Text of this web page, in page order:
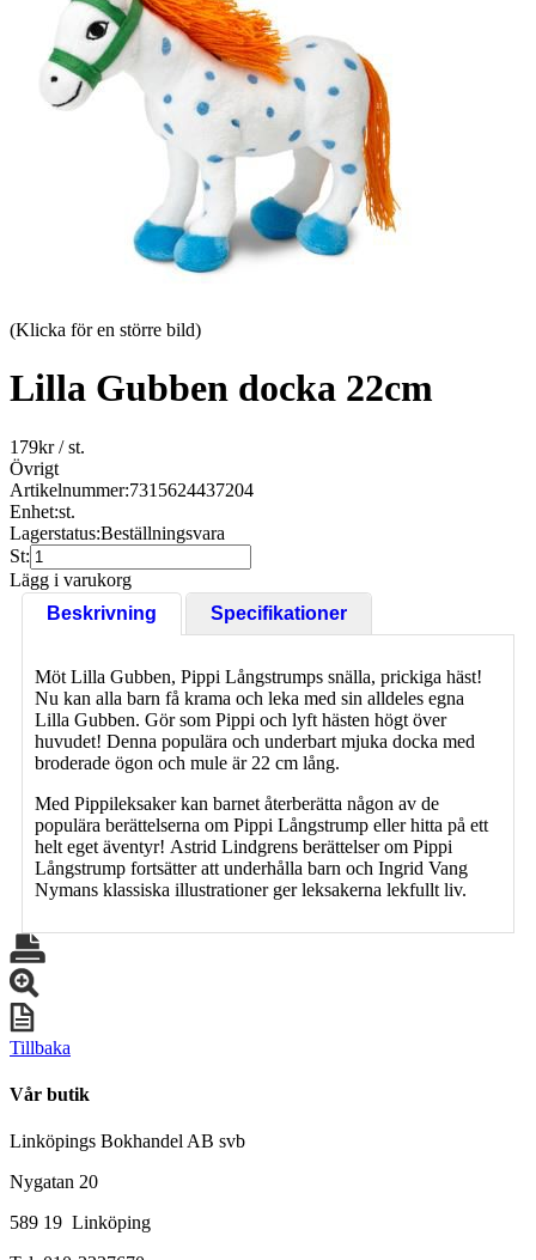
(Klicka för en större bild)
Lilla Gubben docka 22cm
179kr/ st.
Övrigt
Artikelnummer:7315624437204
Enhet:st.
Lagerstatus:Beställningsvara
St:
Lägg i varukorg
Beskrivning
Specifikationer
Möt Lilla Gubben, Pippi Långstrumps snälla, prickiga häst!
Nu kan alla barn få krama och leka med sin alldeles egna
Lilla Gubben. Gör som Pippi och lyft hästen högt över
huvudet! Denna populära och underbart mjuka docka med
broderade ögon och mule är 22 cm lång.
Med Pippileksaker kan barnet återberätta någon av de
populära berättelserna om Pippi Långstrump eller hitta på ett
helt eget äventyr! Astrid Lindgrens berättelser om Pippi
Långstrump fortsätter att underhålla barn och Ingrid Vang
Nymans klassiska illustrationer ger leksakerna lekfullt liv.
Tillbaka
Vår butik
Linköpings Bokhandel AB svb
Nygatan 20
589 19 Linköping